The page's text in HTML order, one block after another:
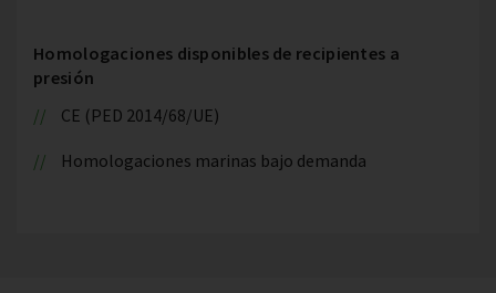
Homologaciones disponibles de recipientes a
presión
CE (PED 2014/68/UE)
Homologaciones marinas bajo demanda